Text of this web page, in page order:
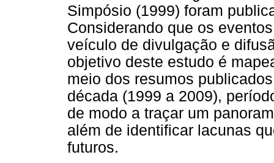
Simpósio (1999) foram
Considerando que os
veículo de divulgação e
objetivo deste estudo é
meio dos resumos
década (1999 a 2009),
de modo a traçar um
além de identificar lacunas
futuros.